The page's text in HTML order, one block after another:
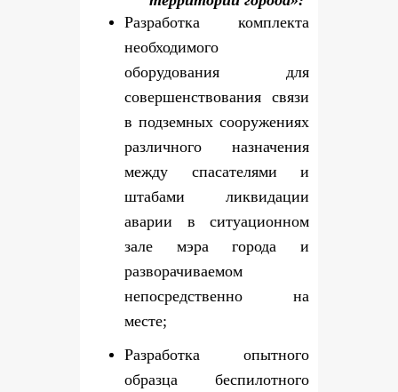
Разработка комплекта
необходимого
оборудования для
совершенствования связи
в подземных сооружениях
различного назначения
между спасателями и
штабами ликвидации
аварии в ситуационном
зале мэра города и
разворачиваемом
непосредственно на
месте;
Разработка опытного
образца беспилотного